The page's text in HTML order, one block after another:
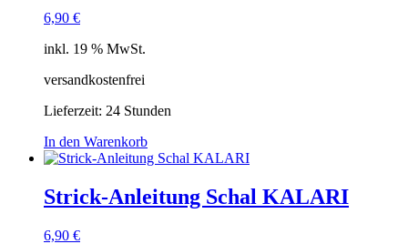
6,90 €
inkl. 19 % MwSt.
versandkostenfrei
Lieferzeit: 24 Stunden
In den Warenkorb
Strick-Anleitung Schal KALARI
6,90 €